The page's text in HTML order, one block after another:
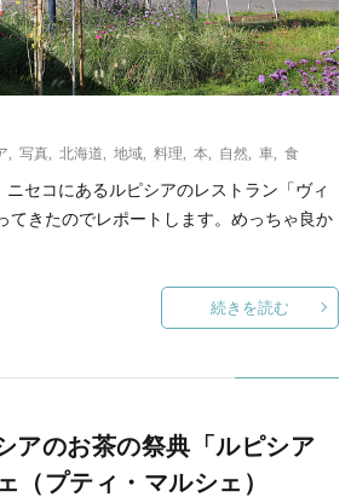
写真 北海道 地域 料理 本 自然 車 食
セコにあるルピシアのレストラン「ヴィ
てきたのでレポートします。めっちゃ良か
続きを読む
アのお茶の祭典「ルピシア
（プティ・マルシェ）